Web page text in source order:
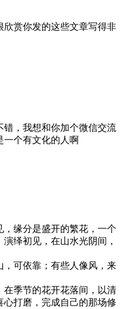
赏你发的这些文章写得非
，我想和你加个微信交流
一个有文化的人啊
缘分是盛开的繁花，一个
绎初见，在山水光阴间，
可依靠；有些人像风，来
在季节的花开花落间，以清
打磨，完成自己的那场修